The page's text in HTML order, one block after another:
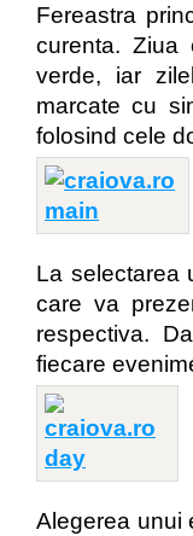
Fereastra
curenta. Ziua
verde, iar
marcate cu
folosind cele
La selectarea
care va
respectiva.
fiecare
Alegerea unui